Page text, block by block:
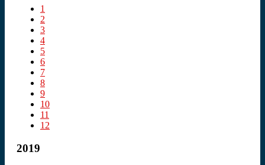
1
2
3
4
5
6
7
8
9
10
11
12
2019